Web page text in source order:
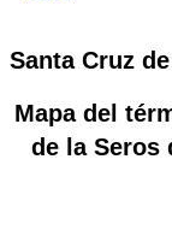
Santa Cruz
Mapa del
de la Seros